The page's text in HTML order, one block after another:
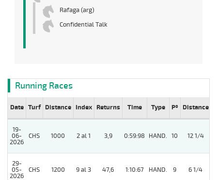
Rafaga (arg)
Confidential Talk
Running Races
Date Turf Distance Index Returns Time Type Pº Distance
19-
06-
2026
CHS 1000 2 al 1 3,9 0:59:98 HAND. 10 12 1/4
29-
05-
2026
CHS 1200 9 al 3 47,6 1:10:67 HAND. 9 6 1/4